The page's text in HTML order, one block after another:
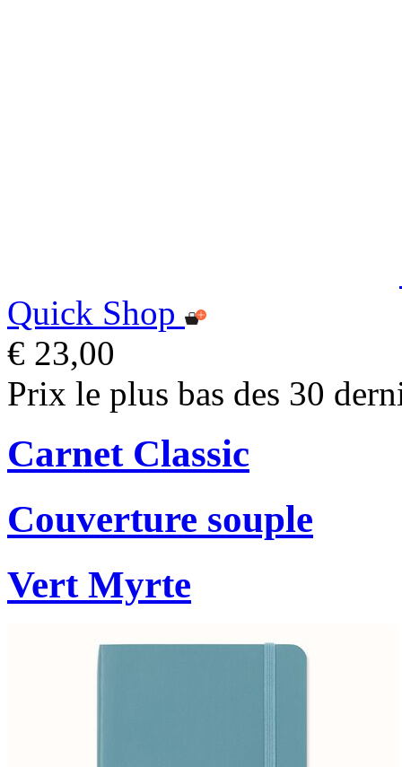
Quick Shop
€ 23,00
Prix le plus bas des 30
Carnet Classic
Couverture souple
Vert Myrte